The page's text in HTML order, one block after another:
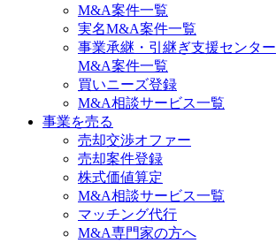
M&A案件一覧
実名M&A案件一覧
事業承継・引継ぎ支援センター
M&A案件一覧
買いニーズ登録
M&A相談サービス一覧
事業を売る
売却交渉オファー
売却案件登録
株式価値算定
M&A相談サービス一覧
マッチング代行
M&A専門家の方へ